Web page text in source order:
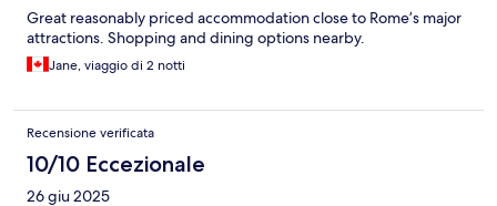
Great reasonably priced accommodation close to Rome’s major
attractions. Shopping and dining options nearby.
Jane, viaggio di 2 notti
Recensione verificata
10/10 Eccezionale
26 giu 2025